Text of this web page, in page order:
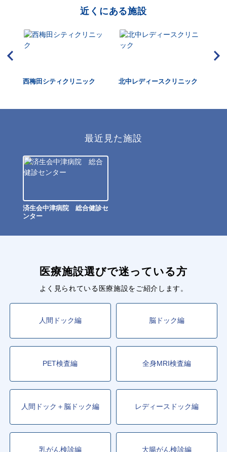
近くにある施設
西梅田シティクリニック 北中レディースクリニック
最近見た施設
済生会中津病院 総合健診セ
ンター
医療施設選びで迷っている方
よく見られている医療施設をご紹介します。
人間ドック編 脳ドック編
PET検査編 全身MRI検査編
人間ドック＋脳ドック編 レディースドック編
乳がん検診編 大腸がん検診編